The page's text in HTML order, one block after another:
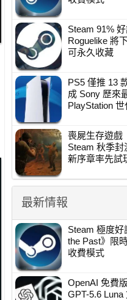
Steam 91%
Roguelike 將
可永久收藏
PS5 僅推 13
成 Sony 歷來
PlayStation 世
喪屍生存遊戲
Steam 秋季
新序章率先試
最新情報
Steam 極度
the Past》限
收費模式
OpenAI 免費
GPT-5.6 Luna